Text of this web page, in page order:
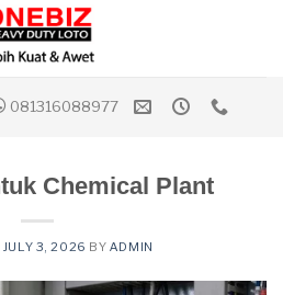
081316088977
Chemical Plant
JULY 3, 2026 BY ADMIN